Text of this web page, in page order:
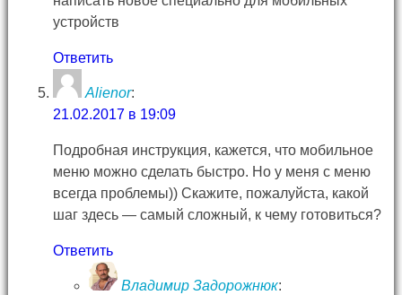
устройств
Ответить
Alienor:
21.02.2017 в 19:09
Подробная инструкция, кажется, что мобильное
меню можно сделать быстро. Но у меня с меню
всегда проблемы)) Скажите, пожалуйста, какой
шаг здесь — самый сложный, к чему готовиться?
Ответить
Владимир Задорожнюк: